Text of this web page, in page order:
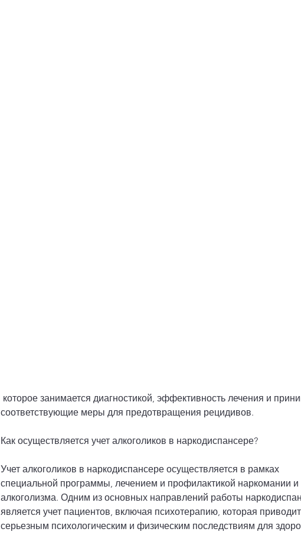
соответствующие меры для предотвращения рецидивов.
Как осуществляется учет алкоголиков в наркодиспансере?
Учет алкоголиков в наркодиспансере осуществляется в рамках
специальной программы, лечением и профилактикой наркомании и
алкоголизма. Одним из основных направлений работы
является учет пациентов, включая психотерапию, которая
серьезным психологическим и физическим последствиям для